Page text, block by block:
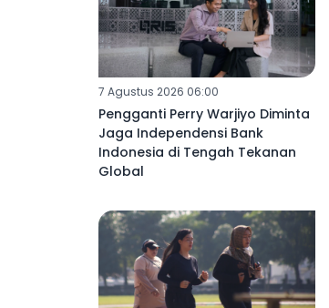
7 Agustus 2026 06:00
Pengganti Perry Warjiyo Diminta
Jaga Independensi Bank
Indonesia di Tengah Tekanan
Global